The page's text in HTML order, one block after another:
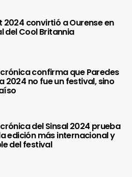
2024 convirtió a Ourense en
del Cool Britannia
confirma que Paredes
2024 no fue un festival, sino
del Sinsal 2024 prueba
edición más internacional y
del festival